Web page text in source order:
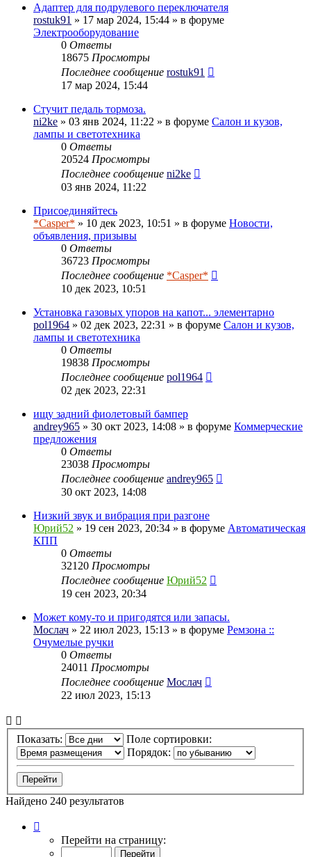
Адаптер для подрулевого переключателя
rostuk91 » 17 мар 2024, 15:44 » в форуме
Электрооборудование
0 Ответы
18675 Просмотры
Последнее сообщение rostuk91
17 мар 2024, 15:44
Стучит педаль тормоза.
ni2ke » 03 янв 2024, 11:22 » в форуме Салон и кузов,
лампы и светотехника
0 Ответы
20524 Просмотры
Последнее сообщение ni2ke
03 янв 2024, 11:22
Присоединяйтесь
*Casper* » 10 дек 2023, 10:51 » в форуме Новости,
объявления, призывы
0 Ответы
36723 Просмотры
Последнее сообщение *Casper*
10 дек 2023, 10:51
Установка газовых упоров на капот... элементарно
pol1964 » 02 дек 2023, 22:31 » в форуме Салон и кузов,
лампы и светотехника
0 Ответы
19838 Просмотры
Последнее сообщение pol1964
02 дек 2023, 22:31
ищу задний фиолетовый бампер
andrey965 » 30 окт 2023, 14:08 » в форуме Коммерческие
предложения
0 Ответы
23038 Просмотры
Последнее сообщение andrey965
30 окт 2023, 14:08
Низкий звук и вибрация при разгоне
Юрий52 » 19 сен 2023, 20:34 » в форуме Автоматическая
КПП
0 Ответы
32120 Просмотры
Последнее сообщение Юрий52
19 сен 2023, 20:34
Может кому-то и пригодятся или запасы.
Мослач » 22 июл 2023, 15:13 » в форуме Ремзона ::
Очумелые ручки
0 Ответы
24011 Просмотры
Последнее сообщение Мослач
22 июл 2023, 15:13
Показать:
Поле сортировки:
Порядок:
Найдено 240 результатов
Перейти на страницу: